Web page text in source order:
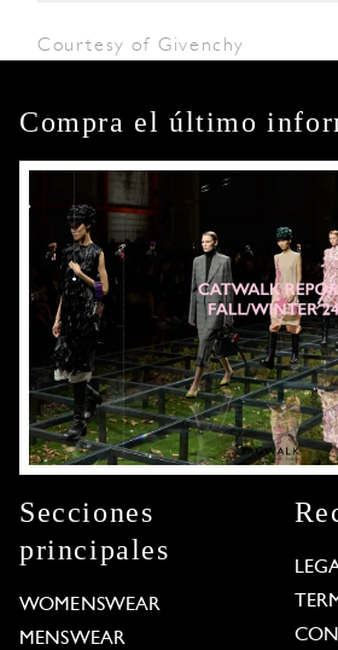
Courtesy of Givenchy
Compra el último
Secciones
principales
WOMENSWEAR
MENSWEAR